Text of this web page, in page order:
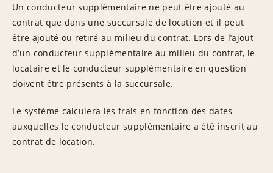
Un conducteur supplémentaire ne peut être ajouté au
contrat que dans une succursale de location et il peut
être ajouté ou retiré au milieu du contrat. Lors de l’ajout
d’un conducteur supplémentaire au milieu du contrat, le
locataire et le conducteur supplémentaire en question
doivent être présents à la succursale.
Le système calculera les frais en fonction des dates
auxquelles le conducteur supplémentaire a été inscrit au
contrat de location.